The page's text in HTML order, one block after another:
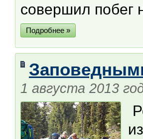
совершил побег
Подробнее »
1 августа 2013